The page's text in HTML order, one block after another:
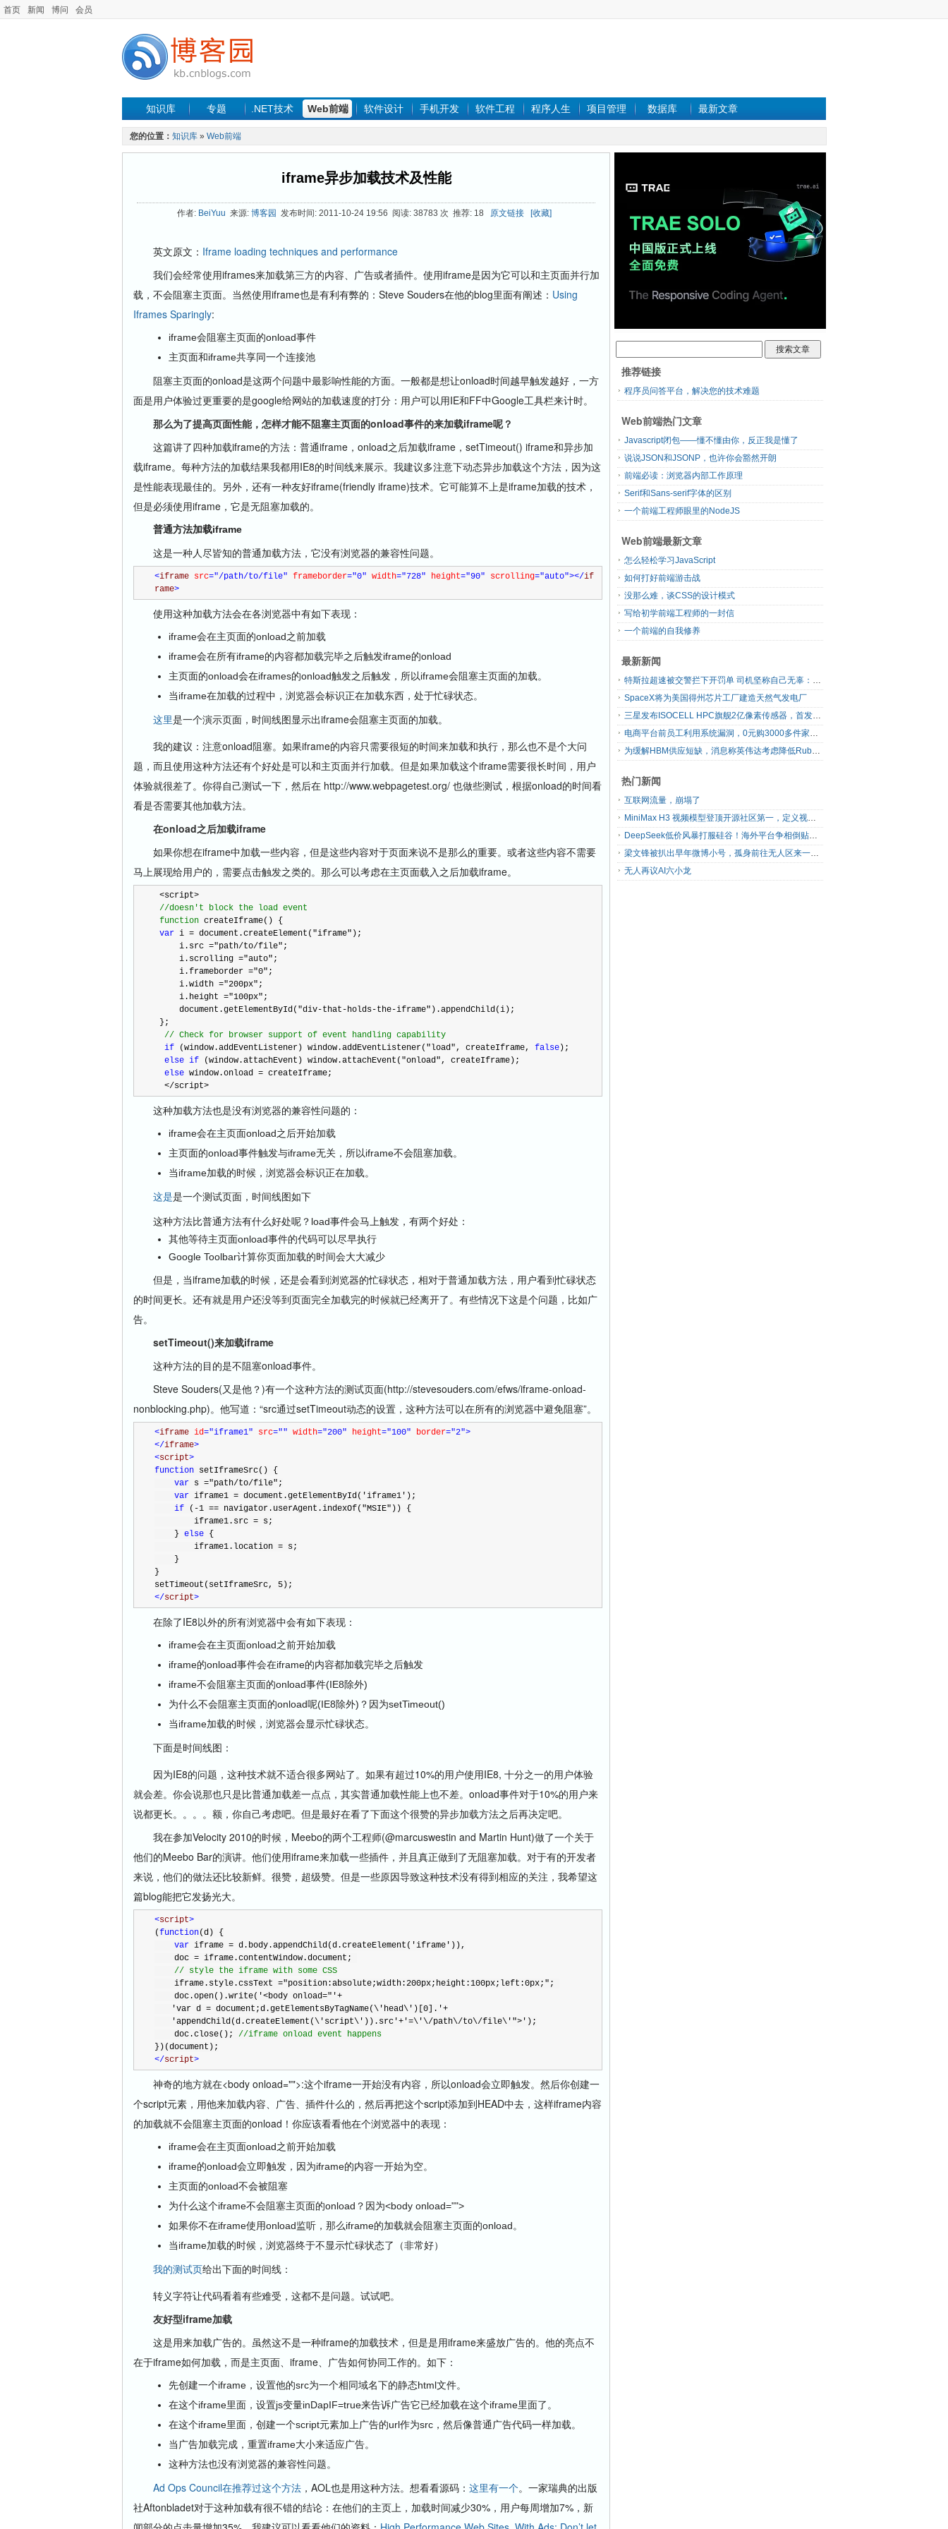
首页 新闻 博问 会员
知识库 专题 .NET技术 Web前端 软件设计 手机开发 软件工程 程序人生 项目管理 数据库 最新文章
您的位置： 知识库 » Web前端
iframe异步加载技术及性能
作者: BeiYuu 来源: 博客园 发布时间: 2011-10-24 19:56 阅读: 38783 次 推荐: 18 原文链接 [收藏]
英文原文： Iframe loading techniques and performance
我们会经常使用iframes来加载第三方的内容、广告或者插件。使用iframe是因为它可以和主页面并行加
载，不会阻塞主页面。当然使用iframe也是有利有弊的：Steve Souders在他的blog里面有阐述： Using
Iframes Sparingly:
iframe会阻塞主页面的onload事件
主页面和iframe共享同一个连接池
阻塞主页面的onload是这两个问题中最影响性能的方面。一般都是想让onload时间越早触发越好，一方
面是用户体验过更重要的是google给网站的加载速度的打分：用户可以用IE和FF中Google工具栏来计时。
那么为了提高页面性能，怎样才能不阻塞主页面的onload事件的来加载iframe呢？
这篇讲了四种加载iframe的方法：普通iframe，onload之后加载iframe，setTimeout() iframe和异步加
载iframe。每种方法的加载结果我都用IE8的时间线来展示。我建议多注意下动态异步加载这个方法，因为这
是性能表现最佳的。另外，还有一种友好iframe(friendly iframe)技术。它可能算不上是iframe加载的技术，
但是必须使用iframe，它是无阻塞加载的。
普通方法加载iframe
这是一种人尽皆知的普通加载方法，它没有浏览器的兼容性问题。
<iframe src="/path/to/file" frameborder="0" width="728" height="90" scrolling="auto"></if
rame>
使用这种加载方法会在各浏览器中有如下表现：
iframe会在主页面的onload之前加载
iframe会在所有iframe的内容都加载完毕之后触发iframe的onload
主页面的onload会在iframes的onload触发之后触发，所以iframe会阻塞主页面的加载。
当iframe在加载的过程中，浏览器会标识正在加载东西，处于忙碌状态。
这里是一个演示页面，时间线图显示出iframe会阻塞主页面的加载。
我的建议：注意onload阻塞。如果iframe的内容只需要很短的时间来加载和执行，那么也不是个大问
题，而且使用这种方法还有个好处是可以和主页面并行加载。但是如果加载这个iframe需要很长时间，用户
体验就很差了。你得自己测试一下，然后在 http://www.webpagetest.org/ 也做些测试，根据onload的时间看
看是否需要其他加载方法。
在onload之后加载iframe
如果你想在iframe中加载一些内容，但是这些内容对于页面来说不是那么的重要。或者这些内容不需要
马上展现给用户的，需要点击触发之类的。那么可以考虑在主页面载入之后加载iframe。
<script>
//doesn't block the load event
function createIframe() {
var i = document.createElement( "iframe" );
    i.src
="path/to/file" ;
    i.scrolling
="auto" ;
    i.frameborder
="0" ;
    i.width
="200px" ;
    i.height
="100px" ;
    document.getElementById(
"div-that-holds-the-iframe" ).appendChild(i);
};
// Check for browser support of event handling capability
if (window.addEventListener) window.addEventListener( " load", createIframe, false );
else if (window.attachEvent) window.attachEvent( "onload", createIframe);
else window.onload = createIframe;
</script>
这种加载方法也是没有浏览器的兼容性问题的：
iframe会在主页面onload之后开始加载
主页面的onload事件触发与iframe无关，所以iframe不会阻塞加载。
当iframe加载的时候，浏览器会标识正在加载。
这是是一个测试页面，时间线图如下
这种方法比普通方法有什么好处呢？load事件会马上触发，有两个好处：
其他等待主页面onload事件的代码可以尽早执行
Google Toolbar计算你页面加载的时间会大大减少
但是，当iframe加载的时候，还是会看到浏览器的忙碌状态，相对于普通加载方法，用户看到忙碌状态
的时间更长。还有就是用户还没等到页面完全加载完的时候就已经离开了。有些情况下这是个问题，比如广
告。
setTimeout()来加载iframe
这种方法的目的是不阻塞onload事件。
Steve Souders(又是他？)有一个这种方法的测试页面(http://stevesouders.com/efws/iframe-onload-
nonblocking.php)。他写道：“src通过setTimeout动态的设置，这种方法可以在所有的浏览器中避免阻塞”。
<iframe id="iframe1" src="" width="200" height="100" border="2">
</iframe>
<script>
function setIframeSrc() {
var s ="path/to/file" ;
var iframe1 = document.getElementById( 'iframe1 ' );
if ( -1 == navigator.userAgent.indexOf( "MSIE" )) {
        iframe1.src
= s;
    }
else {
        iframe1.location
= s;
    }
}
setTimeout(setIframeSrc, 5 );
</script>
在除了IE8以外的所有浏览器中会有如下表现：
iframe会在主页面onload之前开始加载
iframe的onload事件会在iframe的内容都加载完毕之后触发
iframe不会阻塞主页面的onload事件(IE8除外)
为什么不会阻塞主页面的onload呢(IE8除外)？因为setTimeout()
当iframe加载的时候，浏览器会显示忙碌状态。
下面是时间线图：
因为IE8的问题，这种技术就不适合很多网站了。如果有超过10%的用户使用IE8, 十分之一的用户体验
就会差。你会说那也只是比普通加载差一点点，其实普通加载性能上也不差。onload事件对于10%的用户来
说都更长。。。。额，你自己考虑吧。但是最好在看了下面这个很赞的异步加载方法之后再决定吧。
我在参加Velocity 2010的时候，Meebo的两个工程师(@marcuswestin and Martin Hunt)做了一个关于
他们的Meebo Bar的演讲。他们使用iframe来加载一些插件，并且真正做到了无阻塞加载。对于有的开发者
来说，他们的做法还比较新鲜。很赞，超级赞。但是一些原因导致这种技术没有得到相应的关注，我希望这
篇blog能把它发扬光大。
<script>
(function(d) {
var iframe = d.body.appendChild(d.createElement( 'iframe ' )),
    doc
= iframe.contentWindow.document;
// style the iframe with some CSS
    iframe.style.cssText
="position:absolute;width:200px;height:100px;left:0px; " ;
    doc.open().write(
'<body onload=" '+
'var d = document;d.getElementsByTagName(\'head\')[0]. '+
'appendChild(d.createElement(\'script\')).src '+ '=\'\/path\/to\/file\'"> ' );
    doc.close();
//iframe onload event happens
})(document);
</script>
神奇的地方就在<body onload="">:这个iframe一开始没有内容，所以onload会立即触发。然后你创建一
个script元素，用他来加载内容、广告、插件什么的，然后再把这个script添加到HEAD中去，这样iframe内容
的加载就不会阻塞主页面的onload！你应该看看他在个浏览器中的表现：
iframe会在主页面onload之前开始加载
iframe的onload会立即触发，因为iframe的内容一开始为空。
主页面的onload不会被阻塞
为什么这个iframe不会阻塞主页面的onload？因为<body onload="">
如果你不在iframe使用onload监听，那么iframe的加载就会阻塞主页面的onload。
当iframe加载的时候，浏览器终于不显示忙碌状态了（非常好）
我的测试页给出下面的时间线：
转义字符让代码看着有些难受，这都不是问题。试试吧。
友好型iframe加载
这是用来加载广告的。虽然这不是一种iframe的加载技术，但是是用iframe来盛放广告的。他的亮点不
在于iframe如何加载，而是主页面、iframe、广告如何协同工作的。如下：
先创建一个iframe，设置他的src为一个相同域名下的静态html文件。
在这个iframe里面，设置js变量inDapIF=true来告诉广告它已经加载在这个iframe里面了。
在这个iframe里面，创建一个script元素加上广告的url作为src，然后像普通广告代码一样加载。
当广告加载完成，重置iframe大小来适应广告。
这种方法也没有浏览器的兼容性问题。
Ad Ops Council在推荐过这个方法 ，AOL也是用这种方法。想看看源码： 这里有一个。一家瑞典的出版
社Aftonbladet对于这种加载有很不错的结论：在他们的主页上，加载时间减少30%，用户每周增加7%，新
推荐链接
程序员问答平台，解决您的技术难题
Web前端热门文章
Javascript闭包——懂不懂由你，反正我是懂了
说说JSON和JSONP，也许你会豁然开朗
前端必读：浏览器内部工作原理
Serif和Sans-serif字体的区别
一个前端工程师眼里的NodeJS
Web前端最新文章
怎么轻松学习JavaScript
如何打好前端游击战
没那么难，谈CSS的设计模式
写给初学前端工程师的一封信
一个前端的自我修养
最新新闻
特斯拉超速被交警拦下开罚单 司机坚称自己无辜：是FSD自动驾驶开的车
SpaceX将为美国得州芯片工厂建造天然气发电厂
三星发布ISOCELL HPC旗舰2亿像素传感器，首发16-bit RAW输出
电商平台前员工利用系统漏洞，0元购3000多件家电！
为缓解HBM供应短缺，消息称英伟达考虑降低Rubin Ultra GPU配置
热门新闻
互联网流量，崩塌了
MiniMax H3 视频模型登顶开源社区第一，定义视频模型领域“斩杀线”
DeepSeek低价风暴打服硅谷！海外平台争相倒贴V4 Flash
梁文锋被扒出早年微博小号，孤身前往无人区来一场相当 deep 的 seek 旅行
无人再议AI六小龙